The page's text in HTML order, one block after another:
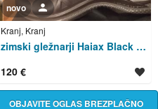
zimski gležnarji Haiax Black Eagle št. 44
Kranj, Kranj
novo
120 €
OBJAVITE OGLAS BREZPLAČNO